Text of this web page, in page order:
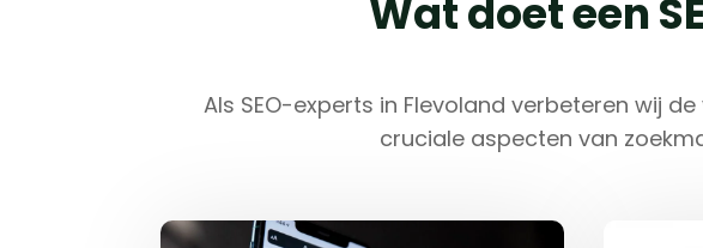
Wat doet een
Als SEO-experts in Flevoland verbeteren wij
cruciale aspecten van